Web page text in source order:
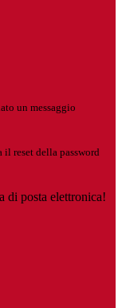
un messaggio
il reset della password
di posta elettronica!